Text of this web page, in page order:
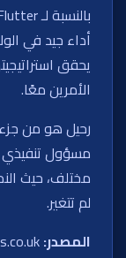
أداء جيد في
يحقق
الأمرين معًا.
رحيل هو من
مسؤول
مختلف، حيث
لم تتغير.
المصدر: